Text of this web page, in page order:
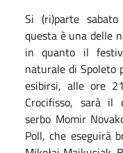
Si (ri)parte
questa è una delle
in quanto il
naturale di Spoleto
esibirsi, alle ore
Crocifisso, sarà il
serbo Momir
Poll, che eseguirà